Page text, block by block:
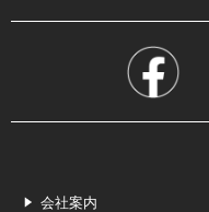
会社案内